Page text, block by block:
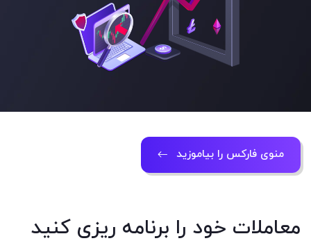
منوی فارکس را بیاموزید
معاملات خود را برنامه ریزی کنید